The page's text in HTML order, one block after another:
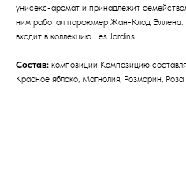
унисекс-аромат и принадлежит
ним работал парфюмер Жан-Клод Эллена.
входит в коллекцию Les Jardins.
Состав: композиции Композицию
Красное яблоко, Магнолия, Розмарин, Роза